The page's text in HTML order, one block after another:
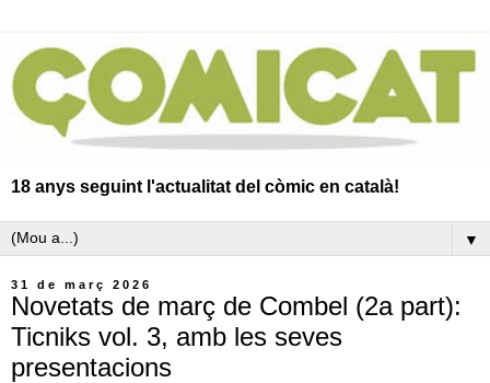
18 anys seguint l'actualitat del còmic en català!
▼
31 de març 2026
Novetats de març de Combel (2a part):
Ticniks vol. 3, amb les seves
presentacions